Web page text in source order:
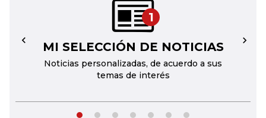
1
MI SELECCIÓN DE NOTICIAS
Noticias personalizadas, de acuerdo a sus
temas de interés
← →